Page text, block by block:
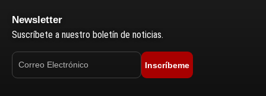
Newsletter
Suscríbete a nuestro boletín de noticias.
Inscríbeme